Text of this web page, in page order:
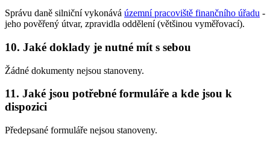
Správu daně silniční vykonává územní pracoviště finančního úřadu -
jeho pověřený útvar, zpravidla oddělení (většinou vyměřovací).
10. Jaké doklady je nutné mít s sebou
Žádné dokumenty nejsou stanoveny.
11. Jaké jsou potřebné formuláře a kde jsou k
dispozici
Předepsané formuláře nejsou stanoveny.